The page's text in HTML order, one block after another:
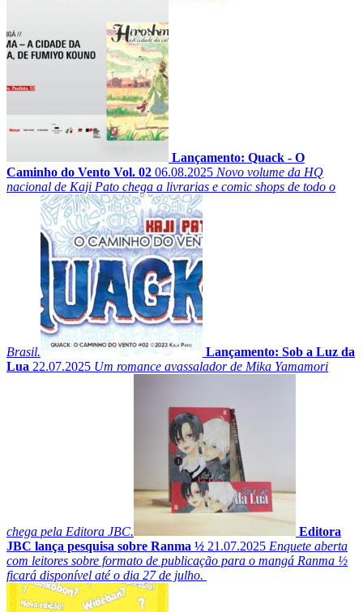
Lançamento: Quack - O
Caminho do Vento Vol. 02 06.08.2025 Novo volume da HQ
nacional de Kaji Pato chega a livrarias e comic shops de todo o
Brasil.
Lançamento: Sob a Luz da
Lua 22.07.2025 Um romance avassalador de Mika Yamamori
chega pela Editora JBC.
Editora
JBC lança pesquisa sobre Ranma ½ 21.07.2025 Enquete aberta
com leitores sobre formato de publicação para o mangá Ranma ½
ficará disponível até o dia 27 de julho.